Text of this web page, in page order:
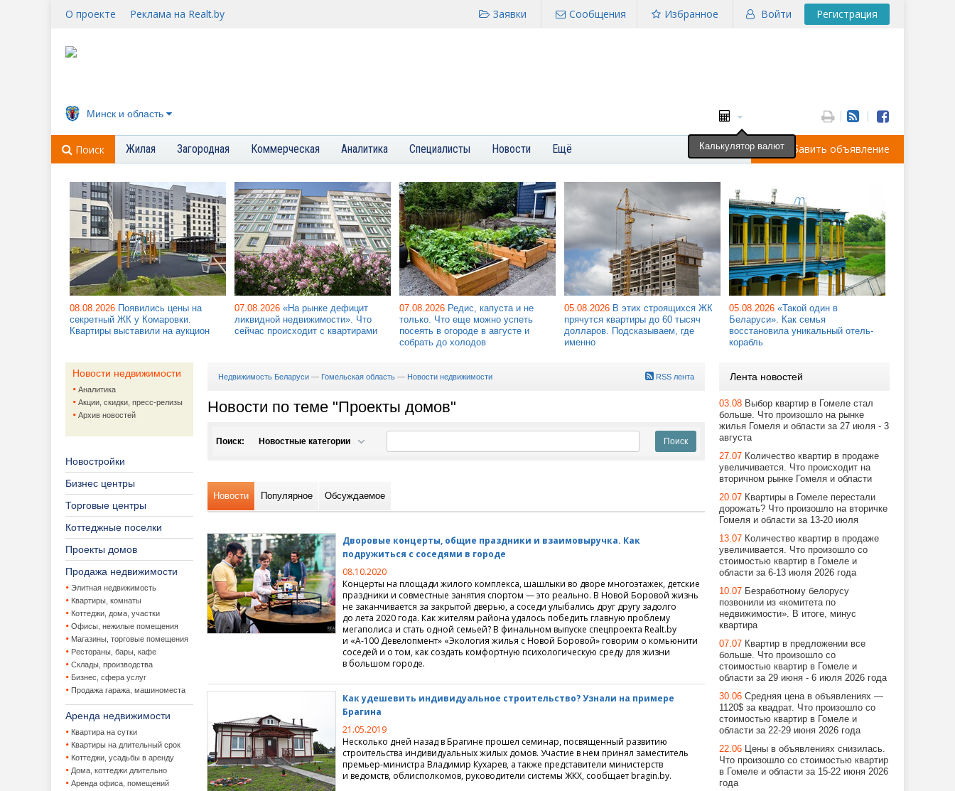
О проекте Реклама на Realt.by Войти Регистрация
Избранное
Сообщения
Заявки
Минск и область
Поиск Жилая Загородная Коммерческая Аналитика Специалисты Новости Ещё Добавить объявление
08.08.2026 Появились цены на
секретный ЖК у Комаровки.
Квартиры выставили на аукцион
07.08.2026 «На рынке дефицит
ликвидной недвижимости». Что
сейчас происходит с квартирами
07.08.2026 Редис, капуста и не
только. Что еще можно успеть
посеять в огороде в августе и
собрать до холодов
05.08.2026 В этих строящихся ЖК
прячутся квартиры до 60 тысяч
долларов. Подсказываем, где
именно
05.08.2026 «Такой один в
Беларуси». Как семья
восстановила уникальный отель-
корабль
Новости недвижимости
Аналитика
Акции, скидки, пресс-релизы
Архив новостей
Новостройки
Бизнес центры
Торговые центры
Коттеджные поселки
Проекты домов
Продажа недвижимости
Элитная недвижимость
Квартиры, комнаты
Коттеджи, дома, участки
Офисы, нежилые помещения
Магазины, торговые помещения
Рестораны, бары, кафе
Склады, производства
Бизнес, сфера услуг
Продажа гаража, машиноместа
Аренда недвижимости
Квартира на сутки
Квартиры на длительный срок
Коттеджи, усадьбы в аренду
Дома, коттеджи длительно
Аренда офиса, помещений
RSS лента
Недвижимость Беларуси — Гомельская область — Новости недвижимости
Новости по теме "Проекты домов"
Поиск: Новостные категории
Аренда жилой недвижимости
Аренда на длительный срок
Дизайн интерьера
Ландшафтный дизайн
Проекты домов
Аукционы
Банки и кредиты
Банки
Ипотека
Льготные кредиты
Потребительское кредитование
Жилая недвижимость, вторичный рынок
Покупка квартиры
Продажа квартиры
Утверждение перепланировки
Жилищно-коммунальное хозяйство
Загородная недвижимость
VIP коттеджи
Аренда загородной недвижимости
Консервация
Коттеджные поселки
Законодательство
Наследование
Улучшение жилищных условий
Зарубежная недвижимость
Коммерческая недвижимость
Аренда коммерческой недвижимости
Лизинг недвижимости
Новости Популярное Обсуждаемое
Дворовые концерты, общие праздники и взаимовыручка. Как
подружиться с соседями в городе
08.10.2020
Концерты на площади жилого комплекса, шашлыки во дворе многоэтажек, детские
праздники и совместные занятия спортом — это реально. В Новой Боровой жизнь
не заканчивается за закрытой дверью, а соседи улыбались друг другу задолго
до лета 2020 года. Как жителям района удалось победить главную проблему
мегаполиса и стать одной семьей? В финальном выпуске спецпроекта Realt.by
и «А-100 Девелопмент» «Экология жилья с Новой Боровой» говорим о комьюнити
соседей и о том, как создать комфортную психологическую среду для жизни
в большом городе.
Как удешевить индивидуальное строительство? Узнали на примере
Брагина
21.05.2019
Несколько дней назад в Брагине прошел семинар, посвященный развитию
строительства индивидуальных жилых домов. Участие в нем принял заместитель
премьер-министра Владимир Кухарев, а также представители министерств
и ведомств, облисполкомов, руководители системы ЖКХ, сообщает bragin.by.
Лента новостей
03.08 Выбор квартир в Гомеле стал
больше. Что произошло на рынке
жилья Гомеля и области за 27 июля - 3
августа
27.07 Количество квартир в продаже
увеличивается. Что происходит на
вторичном рынке Гомеля и области
20.07 Квартиры в Гомеле перестали
дорожать? Что произошло на вторичке
Гомеля и области за 13-20 июля
13.07 Количество квартир в продаже
увеличивается. Что произошло со
стоимостью квартир в Гомеле и
области за 6-13 июля 2026 года
10.07 Безработному белорусу
позвонили из «комитета по
недвижимости». В итоге, минус
квартира
07.07 Квартир в предложении все
больше. Что произошло со
стоимостью квартир в Гомеле и
области за 29 июня - 6 июля 2026 года
30.06 Средняя цена в объявлениях —
1120$ за квадрат. Что произошло со
стоимостью квартир в Гомеле и
области за 22-29 июня 2026 года
22.06 Цены в объявлениях снизилась.
Что произошло со стоимостью квартир
в Гомеле и области за 15-22 июня 2026
года
Калькулятор валют